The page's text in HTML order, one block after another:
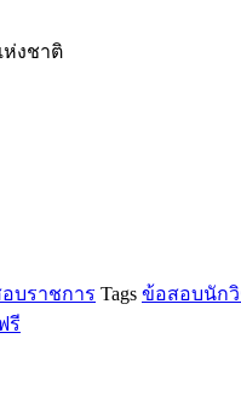
งชาติ
บราชการ Tags ข้อสอบนัก
รี